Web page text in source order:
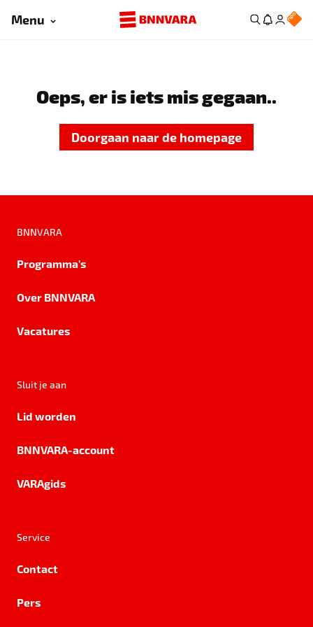
Menu
Oeps, er is iets mis gegaan..
Doorgaan naar de homepage
BNNVARA
Programma's
Over BNNVARA
Vacatures
Sluit je aan
Lid worden
BNNVARA-account
VARAgids
Service
Contact
Pers